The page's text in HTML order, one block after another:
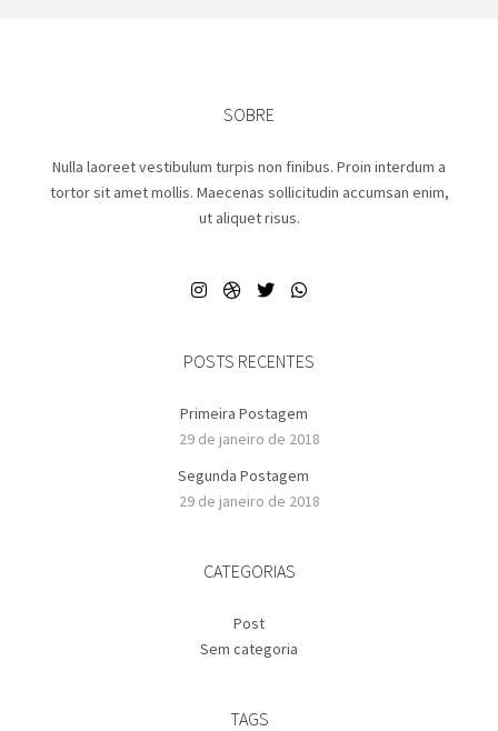
SOBRE
Nulla laoreet vestibulum turpis non finibus. Proin interdum a
tortor sit amet mollis. Maecenas sollicitudin accumsan enim,
ut aliquet risus.
POSTS RECENTES
Primeira Postagem
29 de janeiro de 2018
Segunda Postagem
29 de janeiro de 2018
CATEGORIAS
Post
Sem categoria
TAGS